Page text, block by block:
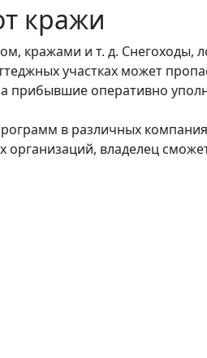
кражи
кражами и т. д. Снегоходы,
участках может
а прибывшие оперативно
в различных
владелец